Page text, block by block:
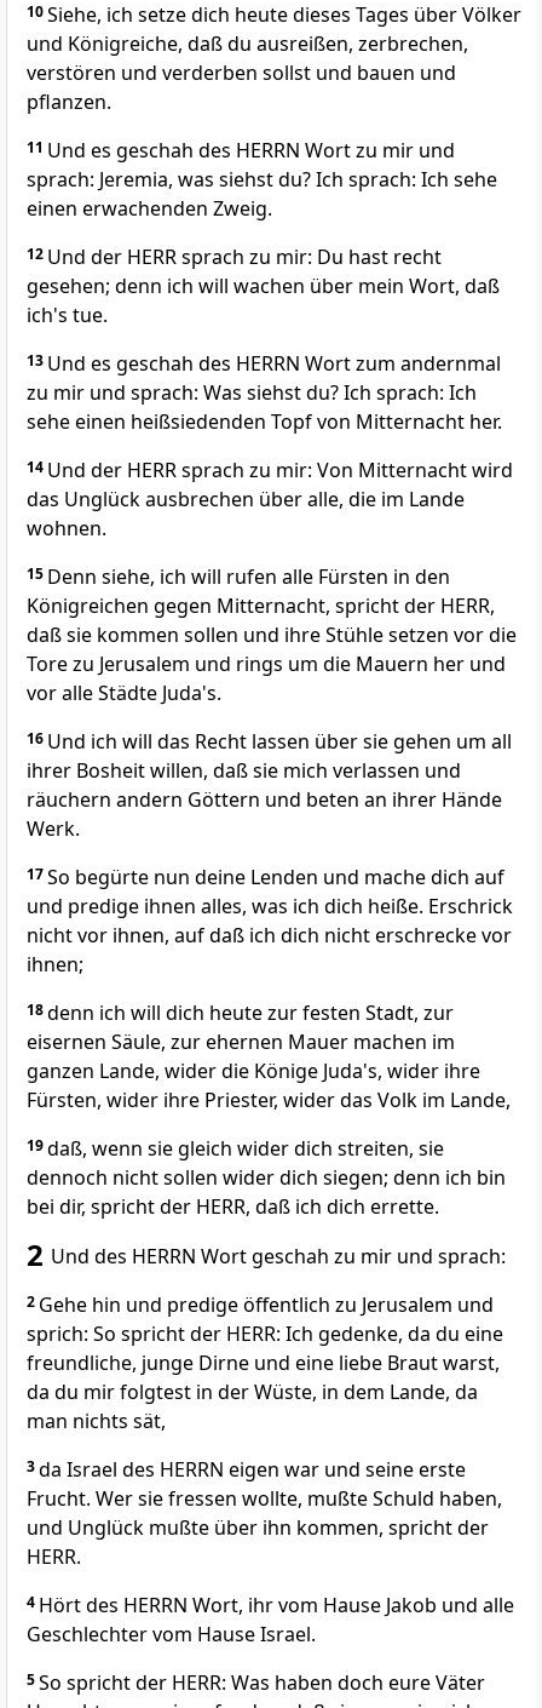
10Siehe, ich setze dich heute dieses Tages über Völker
und Königreiche, daß du ausreißen, zerbrechen,
verstören und verderben sollst und bauen und
pflanzen.
11 Und es geschah des HERRN Wort zu mir und
sprach: Jeremia, was siehst du? Ich sprach: Ich sehe
einen erwachenden Zweig.
12 Und der HERR sprach zu mir: Du hast recht
gesehen; denn ich will wachen über mein Wort, daß
ich's tue.
13 Und es geschah des HERRN Wort zum andernmal
zu mir und sprach: Was siehst du? Ich sprach: Ich
sehe einen heißsiedenden Topf von Mitternacht her.
14 Und der HERR sprach zu mir: Von Mitternacht wird
das Unglück ausbrechen über alle, die im Lande
wohnen.
15 Denn siehe, ich will rufen alle Fürsten in den
Königreichen gegen Mitternacht, spricht der HERR,
daß sie kommen sollen und ihre Stühle setzen vor die
Tore zu Jerusalem und rings um die Mauern her und
vor alle Städte Juda's.
16 Und ich will das Recht lassen über sie gehen um all
ihrer Bosheit willen, daß sie mich verlassen und
räuchern andern Göttern und beten an ihrer Hände
Werk.
17So begürte nun deine Lenden und mache dich auf
und predige ihnen alles, was ich dich heiße. Erschrick
nicht vor ihnen, auf daß ich dich nicht erschrecke vor
ihnen;
18denn ich will dich heute zur festen Stadt, zur
eisernen Säule, zur ehernen Mauer machen im
ganzen Lande, wider die Könige Juda's, wider ihre
Fürsten, wider ihre Priester, wider das Volk im Lande,
19daß, wenn sie gleich wider dich streiten, sie
dennoch nicht sollen wider dich siegen; denn ich bin
bei dir, spricht der HERR, daß ich dich errette.
2 Und des HERRN Wort geschah zu mir und sprach:
2 Gehe hin und predige öffentlich zu Jerusalem und
sprich: So spricht der HERR: Ich gedenke, da du eine
freundliche, junge Dirne und eine liebe Braut warst,
da du mir folgtest in der Wüste, in dem Lande, da
man nichts sät,
3da Israel des HERRN eigen war und seine erste
Frucht. Wer sie fressen wollte, mußte Schuld haben,
und Unglück mußte über ihn kommen, spricht der
HERR.
4 Hört des HERRN Wort, ihr vom Hause Jakob und alle
Geschlechter vom Hause Israel.
5So spricht der HERR: Was haben doch eure Väter